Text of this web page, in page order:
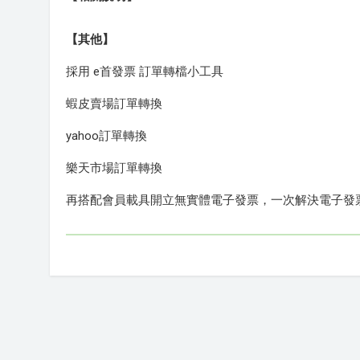
【其他】
採用 e首發票 訂單轉檔小工具
蝦皮賣場訂單轉換
yahoo訂單轉換
樂天市場訂單轉換
再搭配會員載具開立無實體電子發票，一次解決電子發